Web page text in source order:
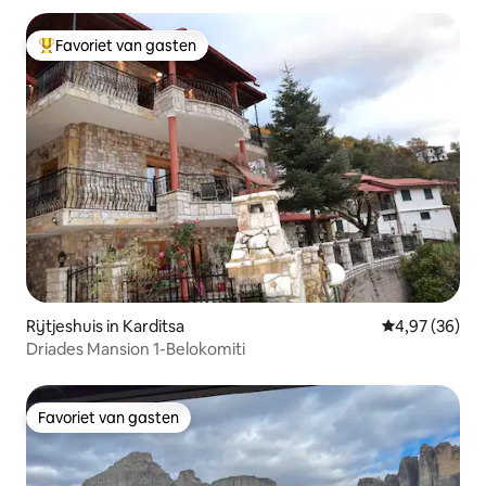
Topfavoriet van gasten
Favoriet van gasten
Rijtjeshuis in Karditsa Gemiddelde
4,97 (36)
Driades Mansion 1-Belokomiti
Favoriet van gasten
Favoriet van gasten